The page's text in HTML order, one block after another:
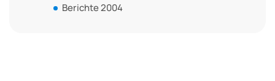
Berichte 2004